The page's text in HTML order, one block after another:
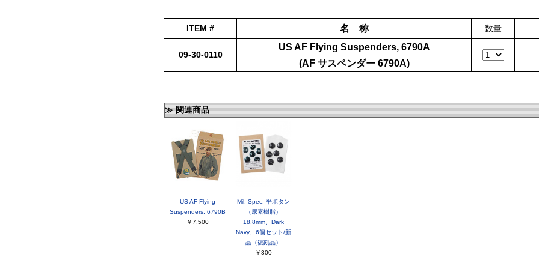
ITEM # 名 称 数量
09-30-0110
US AF Flying Suspenders, 6790A
(AF サスペンダー 6790A)
≫ 関連商品
US AF Flying
Suspenders, 6790B
￥7,500
Mil. Spec. 平ボタン
（尿素樹脂）
18.8mm、Dark
Navy、6個セット/新
品（復刻品）
￥300